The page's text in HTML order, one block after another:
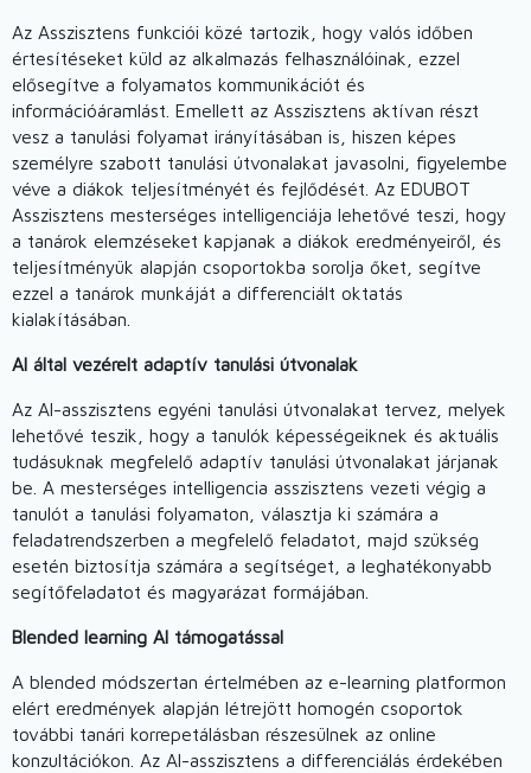
Az Asszisztens funkciói közé tartozik, hogy valós időben
értesítéseket küld az alkalmazás felhasználóinak, ezzel
elősegítve a folyamatos kommunikációt és
információáramlást. Emellett az Asszisztens aktívan részt
vesz a tanulási folyamat irányításában is, hiszen képes
személyre szabott tanulási útvonalakat javasolni, figyelembe
véve a diákok teljesítményét és fejlődését. Az EDUBOT
Asszisztens mesterséges intelligenciája lehetővé teszi, hogy
a tanárok elemzéseket kapjanak a diákok eredményeiről, és
teljesítményük alapján csoportokba sorolja őket, segítve
ezzel a tanárok munkáját a differenciált oktatás
kialakításában.
AI által vezérelt adaptív tanulási útvonalak
Az AI-asszisztens egyéni tanulási útvonalakat tervez, melyek
lehetővé teszik, hogy a tanulók képességeiknek és aktuális
tudásuknak megfelelő adaptív tanulási útvonalakat járjanak
be. A mesterséges intelligencia asszisztens vezeti végig a
tanulót a tanulási folyamaton, választja ki számára a
feladatrendszerben a megfelelő feladatot, majd szükség
esetén biztosítja számára a segítséget, a leghatékonyabb
segítőfeladatot és magyarázat formájában.
Blended learning AI támogatással
A blended módszertan értelmében az e-learning platformon
elért eredmények alapján létrejött homogén csoportok
további tanári korrepetálásban részesülnek az online
konzultációkon. Az AI-asszisztens a differenciálás érdekében